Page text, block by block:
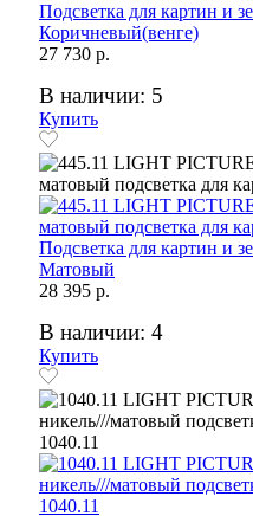
Подсветка для картин и
Коричневый(венге)
27 730 р.
В наличии: 5
Купить
Подсветка для картин и
Матовый
28 395 р.
В наличии: 4
Купить